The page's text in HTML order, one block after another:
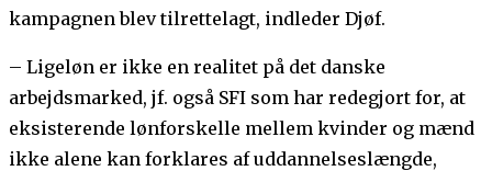
kampagnen blev tilrettelagt, indleder Djøf.
– Ligeløn er ikke en realitet på det danske
arbejdsmarked, jf. også SFI som har redegjort for, at
eksisterende lønforskelle mellem kvinder og mænd
ikke alene kan forklares af uddannelseslængde,